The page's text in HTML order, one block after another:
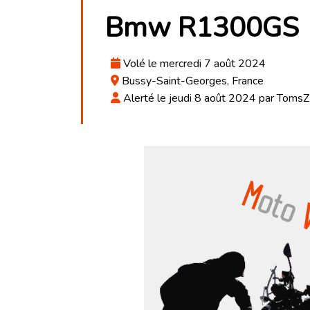
Bmw R1300GS
Volé le mercredi 7 août 2024
Bussy-Saint-Georges, France
Alerté le jeudi 8 août 2024 par TomsZ